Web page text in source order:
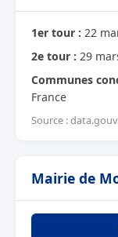
1er tour : 22
2e tour : 29
Communes
France
Source :
Mairie de